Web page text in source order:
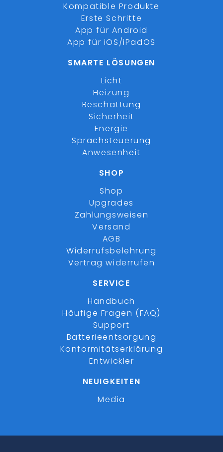
Kompatible Produkte
Erste Schritte
App für Android
App für iOS/iPadOS
SMARTE LÖSUNGEN
Licht
Heizung
Beschattung
Sicherheit
Energie
Sprachsteuerung
Anwesenheit
SHOP
Shop
Upgrades
Zahlungsweisen
Versand
AGB
Widerrufsbelehrung
Vertrag widerrufen
SERVICE
Handbuch
Häufige Fragen (FAQ)
Support
Batterieentsorgung
Konformitätserklärung
Entwickler
NEUIGKEITEN
Media